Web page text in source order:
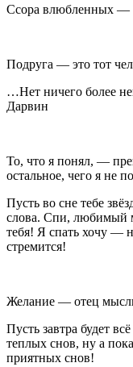
Ссора влюбленных —
Подруга — это тот
…Нет ничего более
Дарвин
То, что я понял, —
остальное, чего я не
Пусть во сне тебе
слова. Спи, любимый
тебя! Я спать хочу —
стремится!
Желание — отец
Пусть завтра будет
теплых снов, ну а
приятных снов!